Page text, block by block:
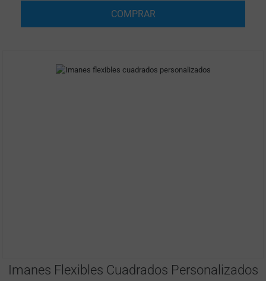
COMPRAR
Imanes Flexibles Cuadrados Personalizados